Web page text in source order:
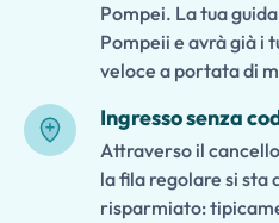
Pompei. La tua
Pompeii e avrà già i
veloce a portata di
Ingresso senza
Attraverso il
la fila regolare si sta
risparmiato: